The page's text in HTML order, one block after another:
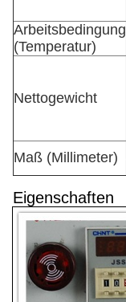
Arbeitsbedingung
(Temperatur)
Nettogewicht
Maß (Millimeter)
Eigenschaften